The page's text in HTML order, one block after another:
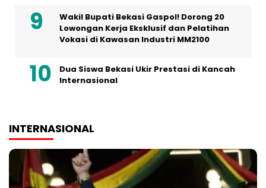
Wakil Bupati Bekasi Gaspol! Dorong 20
Lowongan Kerja Eksklusif dan Pelatihan
Vokasi di Kawasan Industri MM2100
Dua Siswa Bekasi Ukir Prestasi di Kancah
Internasional
INTERNASIONAL